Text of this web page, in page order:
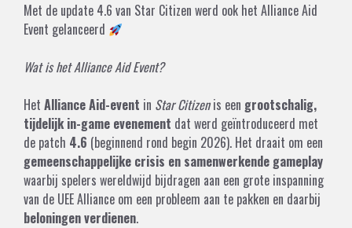
Met de update 4.6 van Star Citizen werd ook het Alliance Aid
Event gelanceerd
Wat is het Alliance Aid Event?
Het Alliance Aid-event in Star Citizenis een grootschalig,
tijdelijk in-game evenement dat werd geïntroduceerd met
de patch 4.6 (beginnend rond begin 2026). Het draait om een
gemeenschappelijke crisis en samenwerkende gameplay
waarbij spelers wereldwijd bijdragen aan een grote inspanning
van de UEE Alliance om een probleem aan te pakken en daarbij
beloningen verdienen.